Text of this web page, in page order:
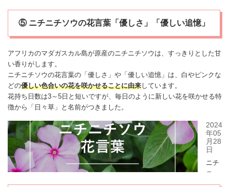
⑤ ニチニチソウの花言葉「優しさ」「優しい追憶」
アフリカのマダガスカル島が原産のニチニチソウ は、すっきりとした甘
い香りがします。
ニチニチソウの花言葉の「優しさ」や「優しい追憶」は、白やピンクな
どの優しい色合いの花を咲かせることに由来しています。
花持ち日数は3～5日と短いですが、毎日のように新しい花を咲かせる特
徴から「日々草」と名前がつきました。